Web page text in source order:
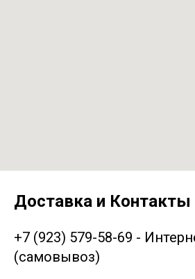
Доставка и Контакты
+7 (923) 579-58-69 -
(самовывоз)